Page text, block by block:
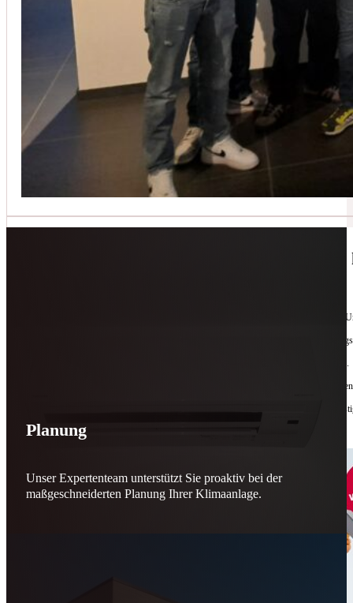
🔧 Geräte-Retter-Prämie – Weil
Manchmal braucht es nur eine zweite Chance. Für Geräte. Für Ressourcen. Für unsere
reparieren wir, was andere
Jede gerettete Maschine zählt. Jeder reparierte Motor wirkt. Jede Entscheidung macht
Reparieren statt wegwerfen. Verantwortung statt Verschwendung. Zukunft statt
Schicker. Wir bringen’s wieder zum Laufen.
Jetzt kontaktieren
Planung
Unser Expertenteam unterstützt Sie proaktiv bei der
maßgeschneiderten Planung Ihrer Klimaanlage.